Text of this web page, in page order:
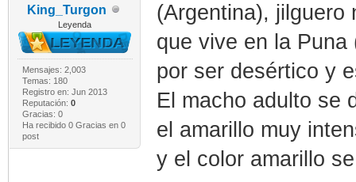
King_Turgon
Leyenda
Mensajes: 2,003
Temas: 180
Registro en: Jun 2013
Reputación: 0
Gracias: 0
Ha recibido 0 Gracias en 0
post
(Argentina), jilguero
que vive en la
por ser desértico y
El macho adulto se
el amarillo muy
y el color amarillo